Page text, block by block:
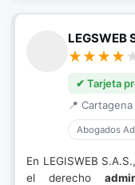
LEGSWEB
✔ Tarjeta
📍
Abogados
En LEGISWEB
el derecho